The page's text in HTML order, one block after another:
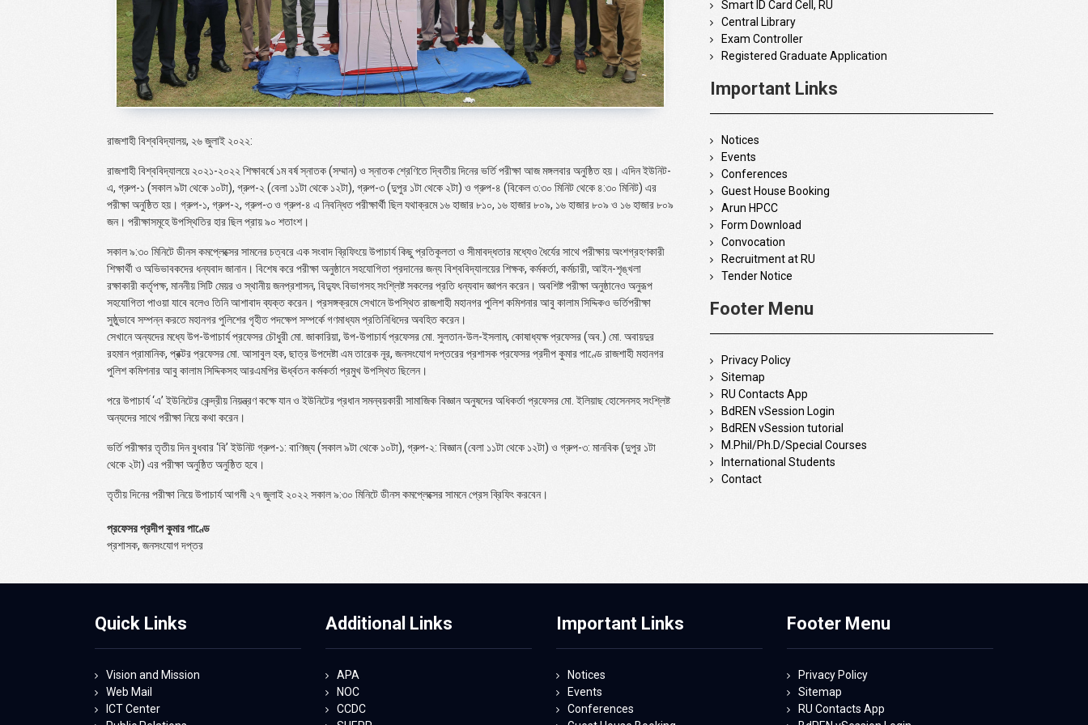
রাজশাহী বিশ্ববিদ্যালয়, ২৬ জুলাই ২০২২:
রাজশাহী বিশ্ববিদ্যালয়ে ২০২১-২০২২ শিক্ষাবর্ষে ১ম বর্ষ স্নাতক (সম্মান) ও স্নাতক শ্রেণিতে দ্বিতীয় দিনের ভর্তি পরীক্ষা আজ মঙ্গলবার অনুষ্ঠিত হয়। এদিন ইউনিট-
এ, গ্রুপ-১ (সকাল ৯টা থেকে ১০টা), গ্রুপ-২ (বেলা ১১টা থেকে ১২টা), গ্রুপ-৩ (দুপুর ১টা থেকে ২টা) ও গ্রুপ-৪ (বিকেল ৩:৩০ মিনিট থেকে ৪:৩০ মিনিট) এর
পরীক্ষা অনুষ্ঠিত হয়। গ্রুপ-১, গ্রুপ-২, গ্রুপ-৩ ও গ্রুপ-৪ এ নিবন্ধিত পরীক্ষার্থী ছিল যথাক্রমে ১৬ হাজার ৮১০, ১৬ হাজার ৮০৯, ১৬ হাজার ৮০৯ ও ১৬ হাজার ৮০৯
জন। পরীক্ষাসমূহে উপস্থিতির হার ছিল প্রায় ৯০ শতাংশ।
সকাল ৯:৩০ মিনিটে ডীনস কমপ্লেক্সের সামনের চত্বরে এক সংবাদ ব্রিফিংয়ে উপাচার্য কিছু প্রতিকূলতা ও সীমাবদ্ধতার মধ্যেও ধৈর্যের সাথে পরীক্ষায় অংশগ্রহণকারী
শিক্ষার্থী ও অভিভাবকদের ধন্যবাদ জানান। বিশেষ করে পরীক্ষা অনুষ্ঠানে সহযোগিতা প্রদানের জন্য বিশ্ববিদ্যালয়ের শিক্ষক, কর্মকর্তা, কর্মচারী, আইন-শৃঙ্খলা
রক্ষাকারী কর্তৃপক্ষ, মাননীয় সিটি মেয়র ও স্থানীয় জনপ্রশাসন, বিদ্যুৎ বিভাগসহ সংশ্লিষ্ট সকলের প্রতি ধন্যবাদ জ্ঞাপন করেন। অবশিষ্ট পরীক্ষা অনুষ্ঠানেও অনুরূপ
সহযোগিতা পাওয়া যাবে বলেও তিনি আশাবাদ ব্যক্ত করেন। প্রসঙ্গক্রমে সেখানে উপস্থিত রাজশাহী মহানগর পুলিশ কমিশনার আবু কালাম সিদ্দিকও ভর্তিপরীক্ষা
সুষ্ঠুভাবে সম্পন্ন করতে মহানগর পুলিশের গৃহীত পদক্ষেপ সম্পর্কে গণমাধ্যম প্রতিনিধিদের অবহিত করেন।
সেখানে অন্যদের মধ্যে উপ-উপাচার্য প্রফেসর চৌধুরী মো. জাকারিয়া, উপ-উপাচার্য প্রফেসর মো. সুলতান-উল-ইসলাম, কোষাধ্যক্ষ প্রফেসর (অব.) মো. অবায়দুর
রহমান প্রামানিক, প্রক্টর প্রফেসর মো. আসাবুল হক, ছাত্র উপদেষ্টা এম তারেক নূর, জনসংযোগ দপ্তরের প্রশাসক প্রফেসর প্রদীপ কুমার পাণ্ডে রাজশাহী মহানগর
পুলিশ কমিশনার আবু কালাম সিদ্দিকসহ আরএমপির ঊর্ধ্বতন কর্মকর্তা প্রমুখ উপস্থিত ছিলেন।
পরে উপাচার্য ‘এ’ ইউনিটের কেন্দ্রীয় নিয়ন্ত্রণ কক্ষে যান ও ইউনিটের প্রধান সমন্বয়কারী সামাজিক বিজ্ঞান অনুষদের অধিকর্তা প্রফেসর মো. ইলিয়াছ হোসেনসহ সংশ্লিষ্ট
অন্যদের সাথে পরীক্ষা নিয়ে কথা করেন।
ভর্তি পরীক্ষার তৃতীয় দিন বুধবার ‘বি’ ইউনিট গ্রুপ-১: বাণিজ্য (সকাল ৯টা থেকে ১০টা), গ্রুপ-২: বিজ্ঞান (বেলা ১১টা থেকে ১২টা) ও গ্রুপ-৩: মানবিক (দুপুর ১টা
থেকে ২টা) এর পরীক্ষা অনুষ্ঠিত অনুষ্ঠিত হবে।
তৃতীয় দিনের পরীক্ষা নিয়ে উপাচার্য আগমী ২৭ জুলাই ২০২২ সকাল ৯:৩০ মিনিটে ডীনস কমপ্লেক্সের সামনে প্রেস ব্রিফিং করবেন।
প্রফেসর প্রদীপ কুমার পাণ্ডে
প্রশাসক, জনসংযোগ দপ্তর
Smart ID Card Cell, RU
Central Library
Exam Controller
Registered Graduate Application
Important Links
Notices
Events
Conferences
Guest House Booking
Arun HPCC
Form Download
Convocation
Recruitment at RU
Tender Notice
Footer Menu
Privacy Policy
Sitemap
RU Contacts App
BdREN vSession Login
BdREN vSession tutorial
M.Phil/Ph.D/Special Courses
International Students
Contact
Quick Links
Vision and Mission
Web Mail
ICT Center
Additional Links
APA
NOC
CCDC
Important Links
Notices
Events
Conferences
Footer Menu
Privacy Policy
Sitemap
RU Contacts App